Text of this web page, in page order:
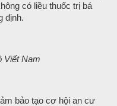
có liều thuốc trị bá
định.
Viết Nam
bảo tạo cơ hội an cư